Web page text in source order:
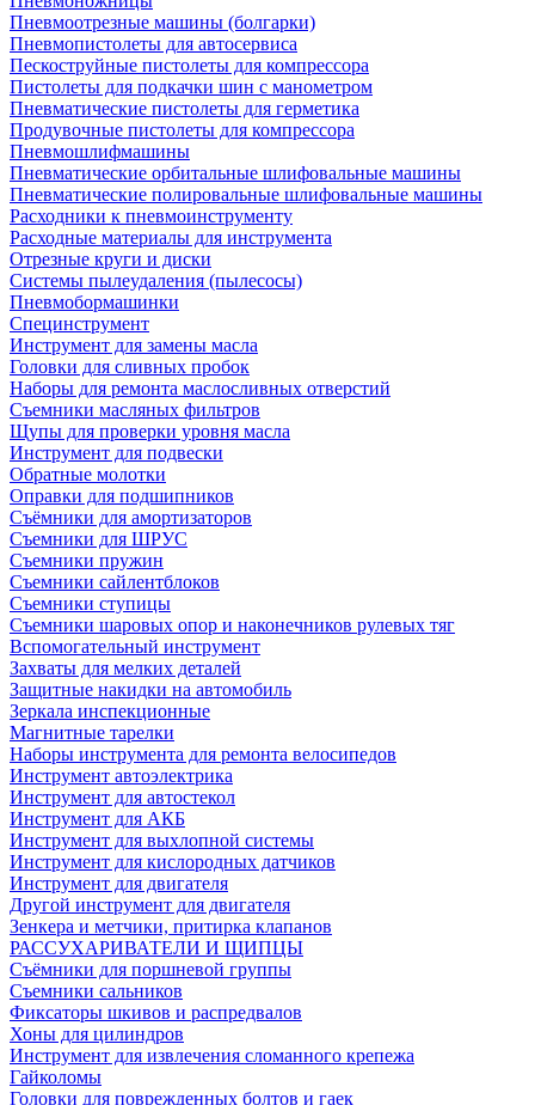
Пневмоотрезные машины (болгарки)
Пневмопистолеты для автосервиса
Пескоструйные пистолеты для компрессора
Пистолеты для подкачки шин с манометром
Пневматические пистолеты для герметика
Продувочные пистолеты для компрессора
Пневмошлифмашины
Пневматические орбитальные шлифовальные машины
Пневматические полировальные шлифовальные машины
Расходники к пневмоинструменту
Расходные материалы для инструмента
Отрезные круги и диски
Системы пылеудаления (пылесосы)
Пневмобормашинки
Специнструмент
Инструмент для замены масла
Головки для сливных пробок
Наборы для ремонта маслосливных отверстий
Съемники масляных фильтров
Щупы для проверки уровня масла
Инструмент для подвески
Обратные молотки
Оправки для подшипников
Съёмники для амортизаторов
Съемники для ШРУС
Съемники пружин
Съемники сайлентблоков
Съемники ступицы
Съемники шаровых опор и наконечников рулевых тяг
Вспомогательный инструмент
Захваты для мелких деталей
Защитные накидки на автомобиль
Зеркала инспекционные
Магнитные тарелки
Наборы инструмента для ремонта велосипедов
Инструмент автоэлектрика
Инструмент для автостекол
Инструмент для АКБ
Инструмент для выхлопной системы
Инструмент для кислородных датчиков
Инструмент для двигателя
Другой инструмент для двигателя
Зенкера и метчики, притирка клапанов
РАССУХАРИВАТЕЛИ И ЩИПЦЫ
Съёмники для поршневой группы
Съемники сальников
Фиксаторы шкивов и распредвалов
Хоны для цилиндров
Инструмент для извлечения сломанного крепежа
Гайколомы
Головки для поврежденных болтов и гаек